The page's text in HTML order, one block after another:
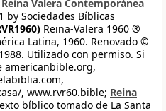
Reina Valera Contemporánea
by Sociedades Bíblicas
Reina-Valera 1960 ®
Latina, 1960. Renovado ©
Utilizado con permiso. Si
americanbible.org,
, www.rvr60.bible; Reina
bíblico tomado de La Santa